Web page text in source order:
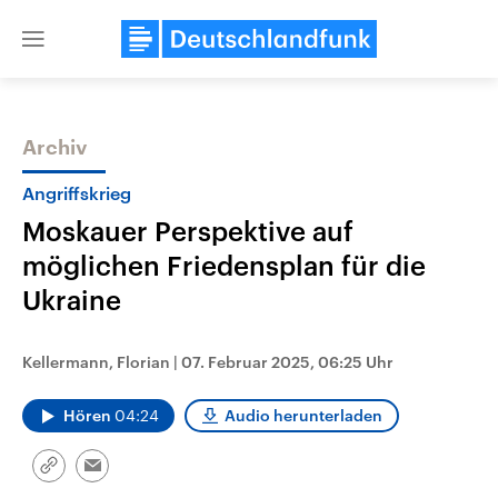
Close
Themen
2026
Alle Informationen
September 2026 einen neuen
Landtag. Seit 2021 wird das
Aktuelle Beiträge,
Hintergründe
Archiv
Angriffskrieg
Moskauer Perspektive auf
möglichen Friedensplan für die
Ukraine
Kellermann, Florian | 07. Februar 2025, 06:25 Uhr
Hören 04:24 Audio herunterladen
Link
Email